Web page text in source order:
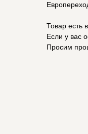
Товар есть
Если у вас
Просим